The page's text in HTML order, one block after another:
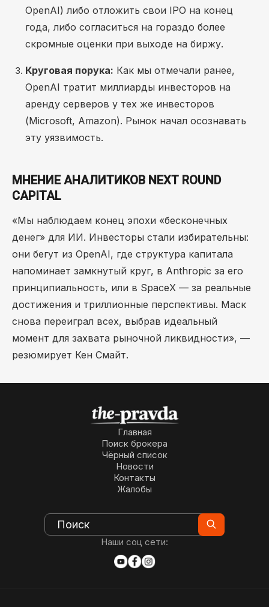
OpenAI) либо отложить свои IPO на конец
года, либо согласиться на гораздо более
скромные оценки при выходе на биржу.
Круговая порука: Как мы отмечали ранее,
OpenAI тратит миллиарды инвесторов на
аренду серверов у тех же инвесторов
(Microsoft, Amazon). Рынок начал осознавать
эту уязвимость.
МНЕНИЕ АНАЛИТИКОВ NEXT ROUND
CAPITAL
«Мы наблюдаем конец эпохи «бесконечных
денег» для ИИ. Инвесторы стали избирательны:
они бегут из OpenAI, где структура капитала
напоминает замкнутый круг, в Anthropic за его
принципиальность, или в SpaceX — за реальные
достижения и триллионные перспективы. Маск
снова переиграл всех, выбрав идеальный
момент для захвата рыночной ликвидности», —
резюмирует Кен Смайт.
Главная
Поиск брокера
Чёрный список
Новости
Контакты
Жалобы
Наши соц сети: